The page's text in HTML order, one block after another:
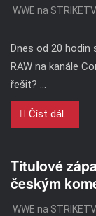
WWE na STRIKETV
Dnes od 20
RAW na kanále
řešit? ...
Číst dál...
Titulové
českým
WWE na STRIKETV